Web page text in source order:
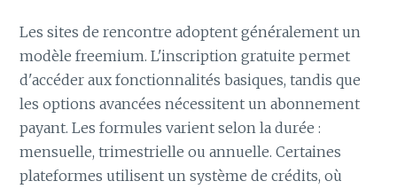
Les sites de rencontre adoptent généralement un
modèle freemium. L'inscription gratuite permet
d'accéder aux fonctionnalités basiques, tandis que
les options avancées nécessitent un abonnement
payant. Les formules varient selon la durée :
mensuelle, trimestrielle ou annuelle. Certaines
plateformes utilisent un système de crédits, où